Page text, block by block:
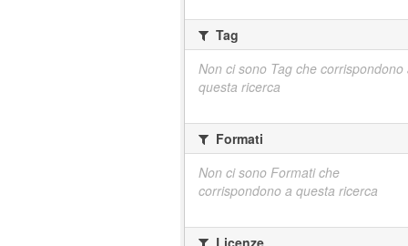
Tag
Non ci sono Tag che corrispondono
questa ricerca
Formati
Non ci sono Formati che
corrispondono a questa ricerca
Licenze